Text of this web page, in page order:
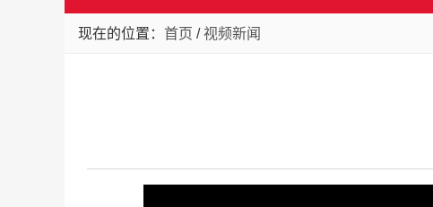
现在的位置： 首页 / 视频新闻